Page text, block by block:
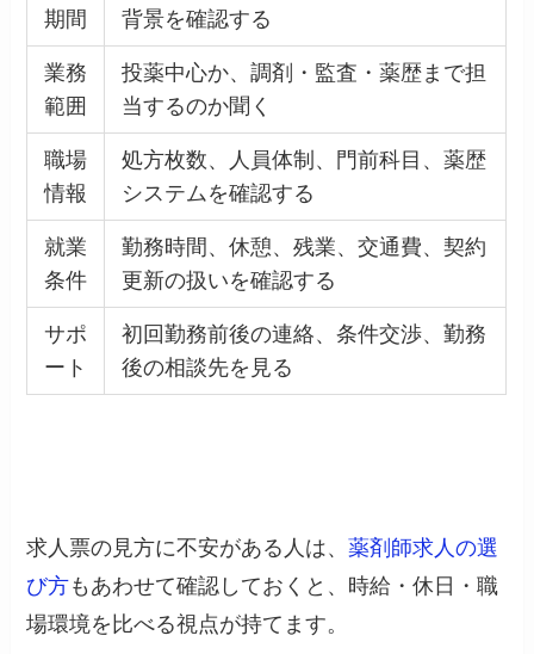
期間
背景を確認する
業務
範囲
投薬中心か、調剤・監査・薬歴まで担
当するのか聞く
職場
情報
処方枚数、人員体制、門前科目、薬歴
システムを確認する
就業
条件
勤務時間、休憩、残業、交通費、契約
更新の扱いを確認する
サポ
ート
初回勤務前後の連絡、条件交渉、勤務
後の相談先を見る
求人票の見方に不安がある人は、薬剤師求人の選
び方もあわせて確認しておくと、時給・休日・職
場環境を比べる視点が持てます。